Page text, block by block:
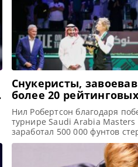
Снукеристы,
более 20
Нил Робертсон благодаря
турнире Saudi Arabia Masters
заработал 500 000 фунтов
присоединился к элитной
снукеристов, на счету
рейтинговых титулов,